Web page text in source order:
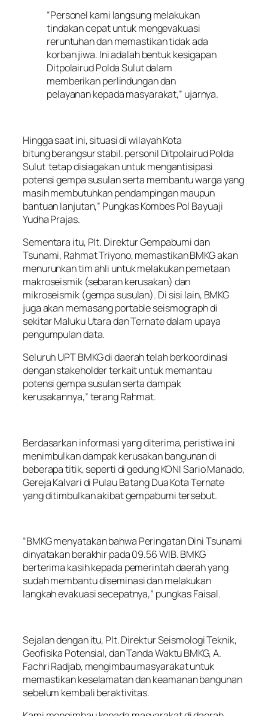
“Personel kami langsung melakukan
tindakan cepat untuk mengevakuasi
reruntuhan dan memastikan tidak ada
korban jiwa. Ini adalah bentuk kesigapan
Ditpolairud Polda Sulut dalam
memberikan perlindungan dan
pelayanan kepada masyarakat,” ujarnya.
Hingga saat ini, situasi di wilayah Kota
bitung berangsur stabil. personil Ditpolairud Polda
Sulut tetap disiagakan untuk mengantisipasi
potensi gempa susulan serta membantu warga yang
masih membutuhkan pendampingan maupun
bantuan lanjutan,” Pungkas Kombes Pol Bayuaji
Yudha Prajas.
Sementara itu, Plt. Direktur Gempabumi dan
Tsunami, Rahmat Triyono, memastikan BMKG akan
menurunkan tim ahli untuk melakukan pemetaan
makroseismik (sebaran kerusakan) dan
mikroseismik (gempa susulan). Di sisi lain, BMKG
juga akan memasang portable seismograph di
sekitar Maluku Utara dan Ternate dalam upaya
pengumpulan data.
Seluruh UPT BMKG di daerah telah berkoordinasi
dengan stakeholder terkait untuk memantau
potensi gempa susulan serta dampak
kerusakannya,” terang Rahmat.
Berdasarkan informasi yang diterima, peristiwa ini
menimbulkan dampak kerusakan bangunan di
beberapa titik, seperti di gedung KONI Sario Manado,
Gereja Kalvari di Pulau Batang Dua Kota Ternate
yang ditimbulkan akibat gempabumi tersebut.
“BMKG menyatakan bahwa Peringatan Dini Tsunami
dinyatakan berakhir pada 09.56 WIB. BMKG
berterima kasih kepada pemerintah daerah yang
sudah membantu diseminasi dan melakukan
langkah evakuasi secepatnya,” pungkas Faisal.
Sejalan dengan itu, Plt. Direktur Seismologi Teknik,
Geofisika Potensial, dan Tanda Waktu BMKG, A.
Fachri Radjab, mengimbau masyarakat untuk
memastikan keselamatan dan keamanan bangunan
sebelum kembali beraktivitas.